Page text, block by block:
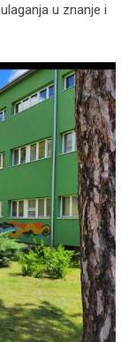
u znanje i